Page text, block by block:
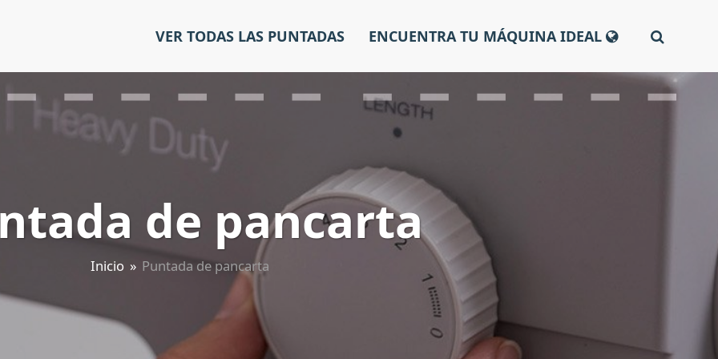
VER TODAS LAS PUNTADAS ENCUENTRA TU MÁQUINA IDEAL
de pancarta
Inicio » Puntada de pancarta